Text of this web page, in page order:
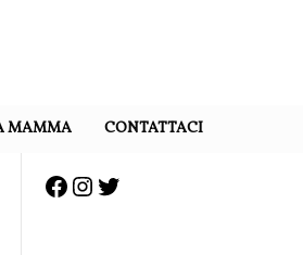
MAMMA CONTATTACI
Facebook Instagram Twitter